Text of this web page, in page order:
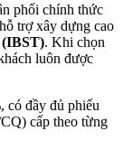
phối chính thức
trợ xây dựng cao
(IBST). Khi chọn
luôn được
có đầy đủ phiếu
cấp theo từng